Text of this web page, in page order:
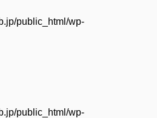
public_html/wp-
public_html/wp-